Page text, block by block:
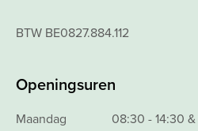
BTW BE0827.884.112
Openingsuren
Maandag
08:30 - 14:30